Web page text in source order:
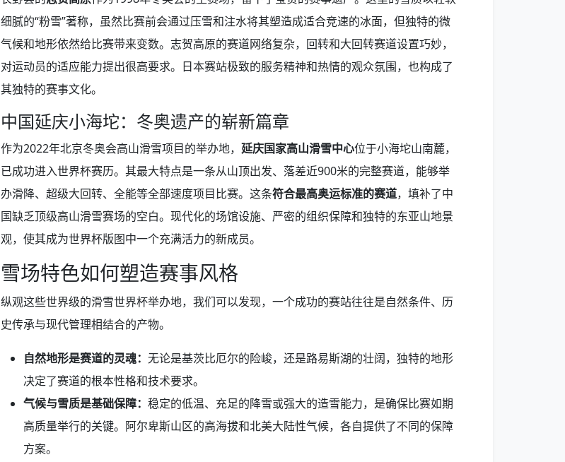
细腻的“粉雪”著称，虽然比赛前会通过压雪和注水将其塑造成适合竞速的冰面，但独特的微
气候和地形依然给比赛带来变数。志贺高原的赛道网络复杂，回转和大回转赛道设置巧妙，
对运动员的适应能力提出很高要求。日本赛站极致的服务精神和热情的观众氛围，也构成了
其独特的赛事文化。
中国延庆小海坨：冬奥遗产的崭新篇章
作为2022年北京冬奥会高山滑雪项目的举办地， 延庆国家高山滑雪中心位于小海坨山南麓，
已成功进入世界杯赛历。其最大特点是一条从山顶出发、落差近900米的完整赛道，能够举
办滑降、超级大回转、全能等全部速度项目比赛。这条符合最高奥运标准的赛道，填补了中
国缺乏顶级高山滑雪赛场的空白。现代化的场馆设施、严密的组织保障和独特的东亚山地景
观，使其成为世界杯版图中一个充满活力的新成员。
雪场特色如何塑造赛事风格
纵观这些世界级的滑雪世界杯举办地，我们可以发现，一个成功的赛站往往是自然条件、历
史传承与现代管理相结合的产物。
自然地形是赛道的灵魂： 无论是基茨比厄尔的险峻，还是路易斯湖的壮阔，独特的地形
决定了赛道的根本性格和技术要求。
气候与雪质是基础保障： 稳定的低温、充足的降雪或强大的造雪能力，是确保比赛如期
高质量举行的关键。阿尔卑斯山区的高海拔和北美大陆性气候，各自提供了不同的保障
方案。